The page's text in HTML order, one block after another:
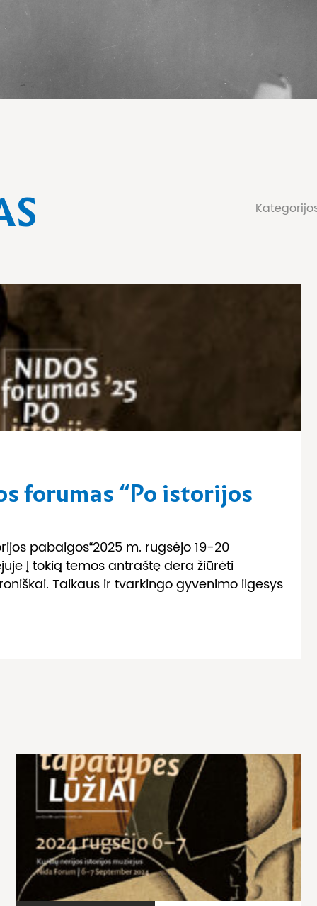
forumas “Po istorijos
pabaigos“2025 m. rugsėjo 19­-20
Į tokią temos antraštę dera žiūrėti
Taikaus ir tvarkingo gyvenimo ilgesys